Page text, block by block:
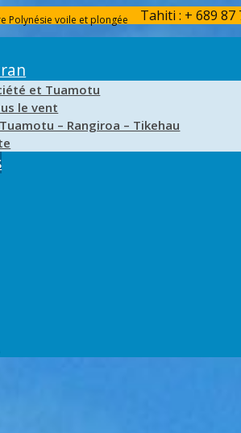
Polynésie voile et plongée Tahiti : + 689 87
et Tuamotu
le vent
– Rangiroa – Tikehau